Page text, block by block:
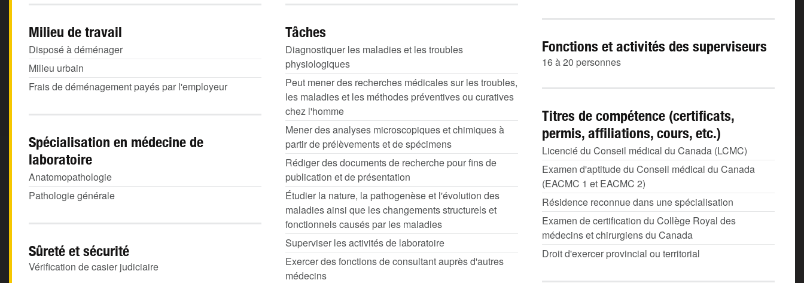
Milieu de travail
Disposé à déménager
Milieu urbain
Frais de déménagement payés par l'employeur
Tâches
Diagnostiquer les maladies et les troubles
physiologiques
Peut mener des recherches médicales sur les troubles,
les maladies et les méthodes préventives ou curatives
chez l'homme
Mener des analyses microscopiques et chimiques à
partir de prélèvements et de spécimens
Rédiger des documents de recherche pour fins de
publication et de présentation
Étudier la nature, la pathogenèse et l'évolution des
maladies ainsi que les changements structurels et
fonctionnels causés par les maladies
Superviser les activités de laboratoire
Exercer des fonctions de consultant auprès d'autres
médecins
Fonctions et activités des superviseurs
16 à 20 personnes
Titres de compétence (certificats,
permis, affiliations, cours, etc.)
Licencié du Conseil médical du Canada (LCMC)
Examen d'aptitude du Conseil médical du Canada
(EACMC 1 et EACMC 2)
Résidence reconnue dans une spécialisation
Examen de certification du Collège Royal des
médecins et chirurgiens du Canada
Droit d'exercer provincial ou territorial
Spécialisation en médecine de
laboratoire
Anatomopathologie
Pathologie générale
Sûreté et sécurité
Vérification de casier judiciaire